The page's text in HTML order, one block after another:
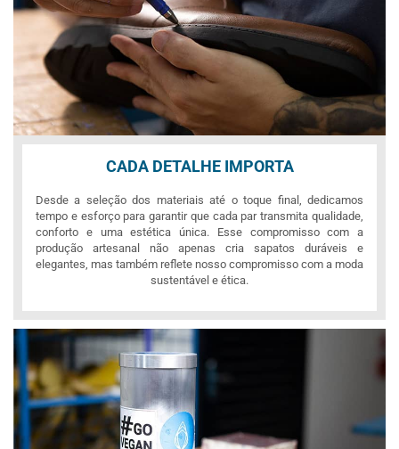
CADA DETALHE IMPORTA
Desde a seleção dos materiais até o toque final, dedicamos
tempo e esforço para garantir que cada par transmita qualidade,
conforto e uma estética única. Esse compromisso com a
produção artesanal não apenas cria sapatos duráveis e
elegantes, mas também reflete nosso compromisso com a moda
sustentável e ética.